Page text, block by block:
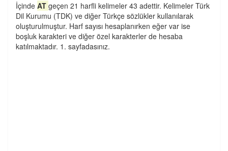
İçinde AT geçen 21 harfli kelimeler 43 adettir. Kelimeler Türk
Dil Kurumu (TDK) ve diğer Türkçe sözlükler kullanılarak
oluşturulmuştur. Harf sayısı hesaplanırken eğer var ise
boşluk karakteri ve diğer özel karakterler de hesaba
katılmaktadır. 1. sayfadasınız.